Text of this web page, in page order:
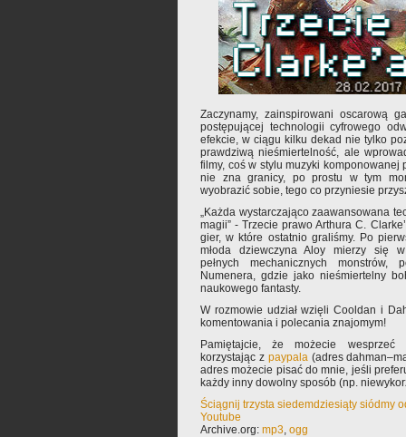
Zaczynamy, zainspirowani oscarową
postępującej technologii cyfrowego
efekcie, w ciągu kilku dekad nie tylko
prawdziwą nieśmiertelność, ale
filmy, coś w stylu muzyki komponowanej
nie zna granicy, po prostu w tym
wyobrazić sobie, tego co przyniesie
„Każda wystarczająco zaawansowana
magii” - Trzecie prawo Arthura C.
gier, w które ostatnio graliśmy. Po
młoda dziewczyna Aloy mierzy się
pełnych mechanicznych
Numenera, gdzie jako nieśmiertelny
naukowego fantasty.
W rozmowie udział wzięli Cooldan i
komentowania i polecania znajomym!
Pamiętajcie, że możecie wesprzeć
korzystając z paypala(adres
adres możecie pisać do mnie, jeśli
każdy inny dowolny sposób (np.
Ściągnij trzysta siedemdziesiąty siódmy
Youtube
Archive.org: mp3, ogg